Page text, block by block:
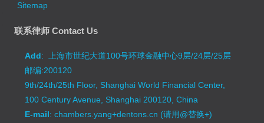
Sitemap
联系律师 Contact Us
Add: 上海市世纪大道100号环球金融中心9层/24层/25层
邮编:200120
9th/24th/25th Floor, Shanghai World Financial Center,
100 Century Avenue, Shanghai 200120, China
E-mail: chambers.yang+dentons.cn (请用@替换+)